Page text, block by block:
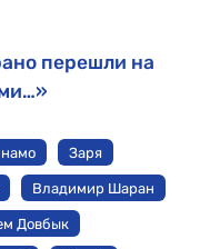
перешли на
Заря
Владимир Шаран
Довбык